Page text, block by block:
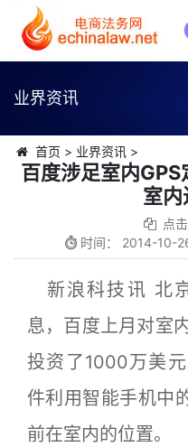
业界资讯
首页 > 业界资讯>
百度涉足室内
室内
点
时间： 2014-10-
新浪科技讯 北
息，百度上月对室
投资了1000万美
件利用智能手机中
前在室内的位置。